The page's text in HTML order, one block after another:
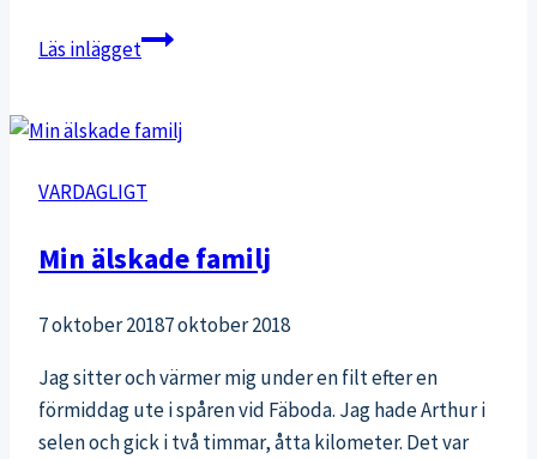
Läs inläggetAsien-
VARDAGLIGT
Min älskade familj
7 oktober 20187 oktober 2018
Jag sitter och värmer mig under en filt efter en
förmiddag ute i spåren vid Fäboda. Jag hade Arthur i
selen och gick i två timmar, åtta kilometer. Det var